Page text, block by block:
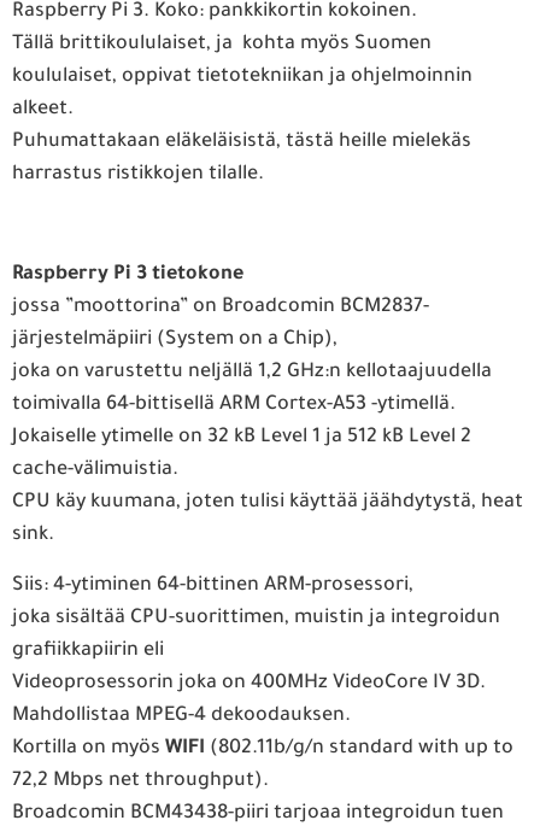
Raspberry Pi 3. Koko: pankkikortin kokoinen.
Tällä brittikoululaiset, ja kohta myös Suomen
koululaiset, oppivat tietotekniikan ja ohjelmoinnin
alkeet.
Puhumattakaan eläkeläisistä, tästä heille mielekäs
harrastus ristikkojen tilalle.
Raspberry Pi 3 tietokone
jossa ”moottorina” on Broadcomin BCM2837-
järjestelmäpiiri (System on a Chip),
joka on varustettu neljällä 1,2 GHz:n kellotaajuudella
toimivalla 64-bittisellä ARM Cortex-A53 -ytimellä.
Jokaiselle ytimelle on 32 kB Level 1 ja 512 kB Level 2
cache-välimuistia.
CPU käy kuumana, joten tulisi käyttää jäähdytystä, heat
sink.
Siis: 4-ytiminen 64-bittinen ARM-prosessori,
joka sisältää CPU-suorittimen, muistin ja integroidun
grafiikkapiirin eli
Videoprosessorin joka on 400MHz VideoCore IV 3D.
Mahdollistaa MPEG-4 dekoodauksen.
Kortilla on myös WIFI (802.11b/g/n standard with up to
72,2 Mbps net throughput).
Broadcomin BCM43438-piiri tarjoaa integroidun tuen